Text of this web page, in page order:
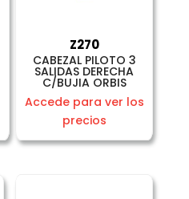
Z270
CABEZAL PILOTO 3
SALIDAS DERECHA
C/BUJIA ORBIS
Accede para ver los
precios